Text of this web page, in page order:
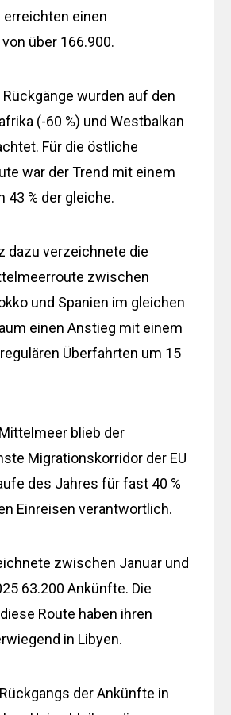
erreichten einen
über 166.900.
wurden auf den
(-60 %) und Westbalkan
Für die östliche
war der Trend mit einem
43 % der gleiche.
dazu verzeichnete die
zwischen
und Spanien im gleichen
einen Anstieg mit einem
Überfahrten um 15
blieb der
Migrationskorridor der EU
des Jahres für fast 40 %
Einreisen verantwortlich.
zwischen Januar und
63.200 Ankünfte. Die
Route haben ihren
in Libyen.
der Ankünfte in